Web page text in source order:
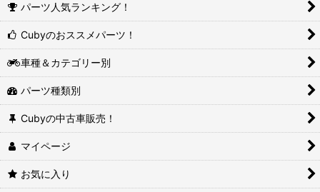
パーツ人気ランキング！
Cubyのおススメパーツ！
車種＆カテゴリー別
パーツ種類別
Cubyの中古車販売！
マイページ
お気に入り